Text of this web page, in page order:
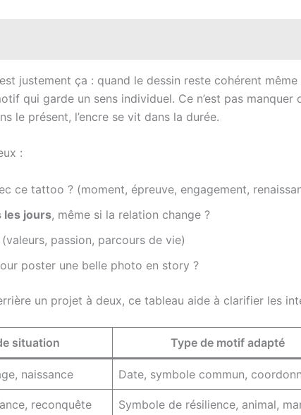
justement ça : quand le dessin reste cohérent
qui garde un sens individuel. Ce n’est pas manquer
le présent, l’encre se vit dans la durée.
:
ce tattoo ? (moment, épreuve, engagement,
les jours, même si la relation change ?
(valeurs, passion, parcours de vie)
poster une belle photo en story ?
un projet à deux, ce tableau aide à clarifier les
situation Type de motif adapté
naissance Date, symbole commun,
reconquête Symbole de résilience, animal,